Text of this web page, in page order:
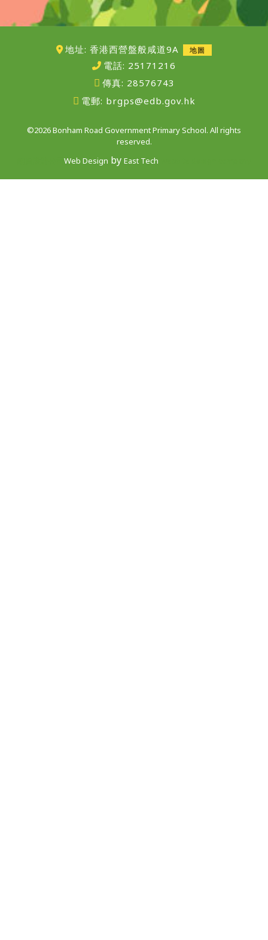
地址: 香港西營盤般咸道9A 地圖
電話: 25171216
傳真: 28576743
電郵: brgps@edb.gov.hk
©2026 Bonham Road Government Primary School. All rights
reserved.
Web Design by East Tech